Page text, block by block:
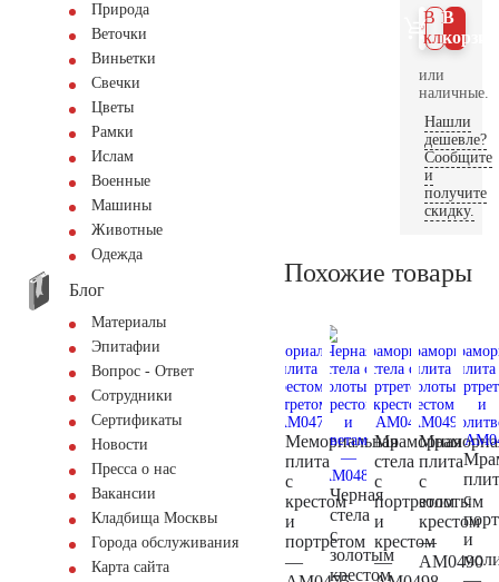
Природа
Веточки
Виньетки
Свечки
Цветы
Рамки
Ислам
Военные
Машины
Животные
Одежда
Блог
Материалы
Эпитафии
Вопрос - Ответ
Сотрудники
Сертификаты
Новости
Пресса о нас
Вакансии
Кладбища Москвы
Города обслуживания
Карта сайта
В
В 1
клик
или
наличные.
Нашли
дешевле?
Сообщите
и
получите
скидку.
Похожие товары
Мемориальная
плита
с
крестом
и
портретом
—
Черная
стела
с
золотым
крестом
Мраморная
стела
с
портретом
и
крестом
—
плита
с
золотым
крестом
—
AM0490
с
и